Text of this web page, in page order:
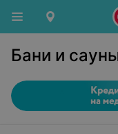
Бани и